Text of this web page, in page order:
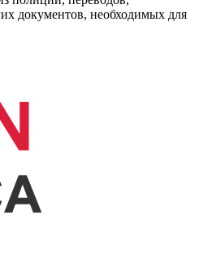
документов, необходимых для